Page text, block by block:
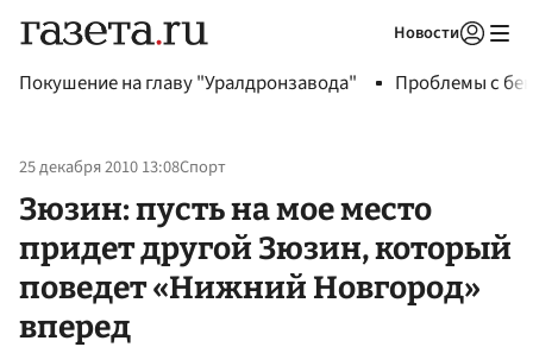
Новости
Покушение на главу "Уралдронзавода" Проблемы с
25 декабря 2010 13:08Спорт
Зюзин: пусть на мое место
придет другой Зюзин, который
поведет «Нижний Новгород»
вперед